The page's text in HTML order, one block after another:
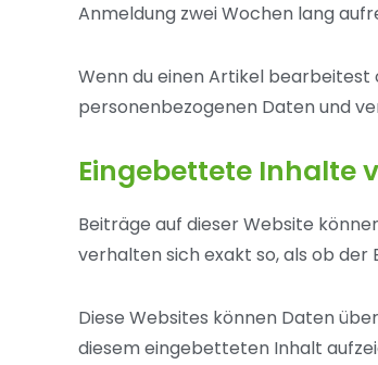
Anmeldung zwei Wochen lang
Wenn du einen Artikel
personenbezogenen Daten und
Eingebettete Inhalte
Beiträge auf dieser Website
verhalten sich exakt so, als ob
Diese Websites können Daten
diesem eingebetteten Inhalt